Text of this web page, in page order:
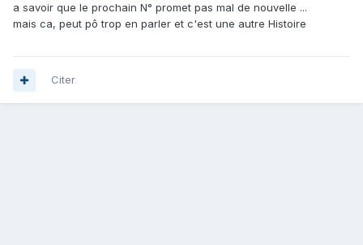
a savoir que le prochain N° promet pas mal de nouvelle ...
mais ca, peut pô trop en parler et c'est une autre Histoire
Citer